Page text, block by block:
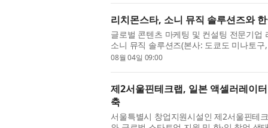
리치몬스타, 소니 뮤직 솔루션즈와
글로벌 콘텐츠 마케팅 및 컨설팅 전문기업
소니 뮤직 솔루션즈(본사: 도쿄도 미나토
올여름 이후 일본 국내에서 개최될 예정인
08월 04일 09:00
제2서울핀테크랩, 일본 액셀러레이
축
서울특별시 창업지원시설인 제2서울핀테